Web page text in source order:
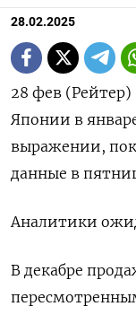
28.02.2025
28 фев
Японии в
выражении,
данные в
Аналитики
В декабре